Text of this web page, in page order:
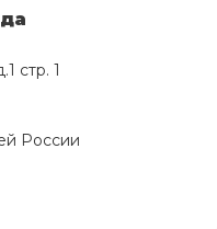
стр. 1
России